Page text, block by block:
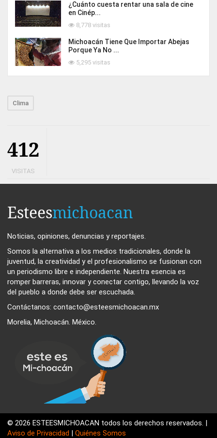
¿Cuánto cuesta rentar una sala de cine
en Cinép...
8,778 visitas
Michoacán Tiene Que Importar Abejas
Porque Ya No ...
5,295 visitas
Clima
412
VISITAS
Esteesmichoacan
Noticias, opiniones, denuncias y reportajes.
Somos la alternativa a los medios tradicionales, donde la
juventud, la creatividad y el profesionalismo se fusionan con
un periodismo libre e independiente. Nuestra esencia es
romper barreras, innovar y conectar contigo, llevando la voz
del pueblo a donde debe ser escuchada.
Contáctanos: contacto@esteesmichoacan.mx
Morelia, Michoacán. México.
© 2026 ESTEESMICHOACAN todos los derechos reservados. |
Aviso de Privacidad | Quiénes Somos